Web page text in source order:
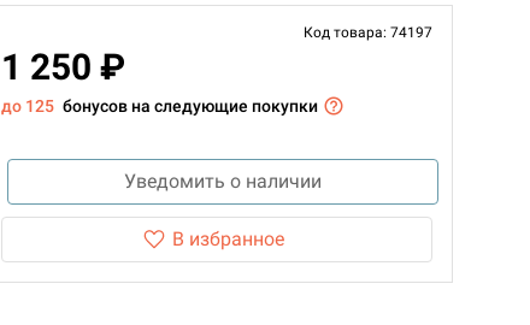
Код товара: 74197
1 250 ₽
до 125 бонусов на следующие покупки
Уведомить о наличии
В избранное